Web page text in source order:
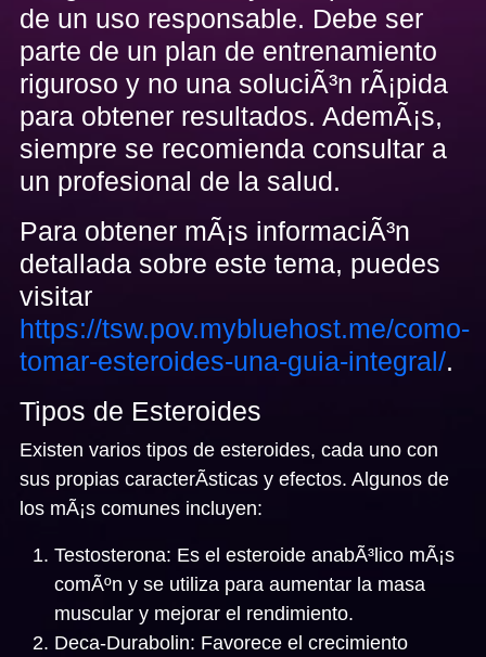
de un uso responsable. Debe ser
parte de un plan de entrenamiento
riguroso y no una soluciÃ³n rÃ¡pida
para obtener resultados. AdemÃ¡s,
siempre se recomienda consultar a
un profesional de la salud.
Para obtener mÃ¡s informaciÃ³n
detallada sobre este tema, puedes
visitar
https://tsw.pov.mybluehost.me/como-
tomar-esteroides-una-guia-integral/.
Tipos de Esteroides
Existen varios tipos de esteroides, cada uno con
sus propias caracterÃ­sticas y efectos. Algunos de
los mÃ¡s comunes incluyen:
Testosterona: Es el esteroide anabÃ³lico mÃ¡s
comÃºn y se utiliza para aumentar la masa
muscular y mejorar el rendimiento.
Deca-Durabolin: Favorece el crecimiento